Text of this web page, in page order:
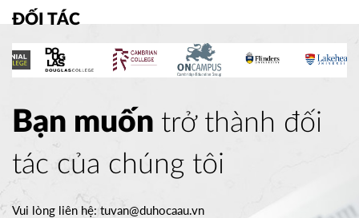
ĐỐI TÁC
Bạn muốn trở thành đối
tác của chúng tôi
Vui lòng liên hệ:tuvan@duhocaau.vn